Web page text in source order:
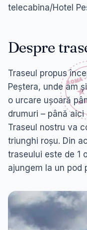
telecabina/Hotel
Despre
Traseul propus
Peștera, unde am
o urcare ușoară
drumuri – până
Traseul nostru va
triunghi roșu. Din
traseului este de 1
ajungem la un pod